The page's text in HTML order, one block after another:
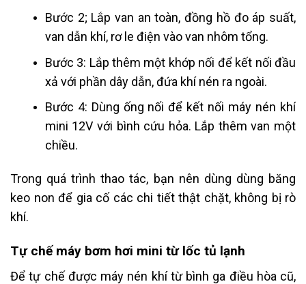
Bước 2; Lắp van an toàn, đồng hồ đo áp suất,
van dẫn khí, rơ le điện vào van nhôm tổng.
Bước 3: Lắp thêm một khớp nối để kết nối đầu
xả với phần dây dẫn, đứa khí nén ra ngoài.
Bước 4: Dùng ống nối để kết nối máy nén khí
mini 12V với bình cứu hỏa. Lắp thêm van một
chiều.
Trong quá trình thao tác, bạn nên dùng dùng băng
keo non để gia cố các chi tiết thật chặt, không bị rò
khí.
Tự chế máy bơm hơi mini từ lốc tủ lạnh
Để tự chế được máy nén khí từ bình ga điều hòa cũ,